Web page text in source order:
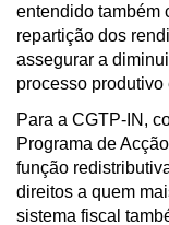
entendido também
repartição dos
assegurar a
processo
Para a CGTP-IN,
Programa de
função
direitos a quem
sistema fiscal